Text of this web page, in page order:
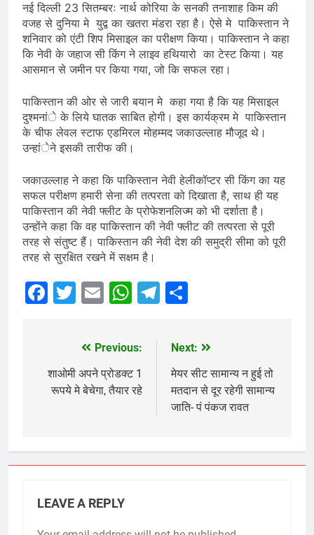
नई दिल्ली 23 सितम्बरः नार्थ कोरिया के सनकी तनाशाह किम की
वजह से दुनिया मे युद्व का खतरा मंडरा रहा है। ऐसे मे पाकिस्तान ने
शनिवार को एंटी शिप मिसाइल का परीक्षण किया। पाकिस्तान ने कहा
कि नेवी के जहाज सी किंग ने लाइव हथियारो का टेस्ट किया। यह
आसमान से जमीन पर किया गया, जो कि सफल रहा।
पाकिस्तान की ओर से जारी बयान मे कहा गया है कि यह मिसाइल
दुश्मनांे के लिये घातक साबित होगी। इस कार्यक्रम मे पाकिस्तान
के चीफ लेवल स्टाफ एडमिरल मोहम्मद जकाउल्लाह मौजूद थे।
उन्हांेने इसकी तारीफ की।
जकाउल्लाह ने कहा कि पाकिस्तान नेवी हेलीकॉप्टर सी किंग का यह
सफल परीक्षण हमारी सेना की तत्परता को दिखाता है, साथ ही यह
पाकिस्तान की नेवी फ्लीट के प्रोफेशनलिज्म को भी दर्शाता है।
उन्होंने कहा कि वह पाकिस्तान की नेवी फ्लीट की तत्परता से पूरी
तरह से संतुष्ट हैं। पाकिस्तान की नेवी देश की समुद्री सीमा को पूरी
तरह से सुरक्षित रखने में सक्षम है।
Facebook
Twitter
EmailWhatsApp
Telegram
navigation
Previous:
शाओमी अपने प्रोडक्ट 1
रूपये मे बेचेगा, तैयार रहे
Next:
मेयर सीट सामान्य न हुई तो
मतदान से दूर रहेगी सामान्य
जाति- पं पंकज रावत
LEAVE A REPLY